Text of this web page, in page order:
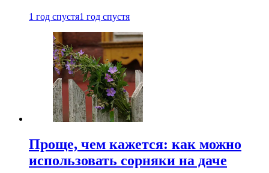
1 год спустя1 год спустя
Проще, чем кажется: как можно
использовать сорняки на даче